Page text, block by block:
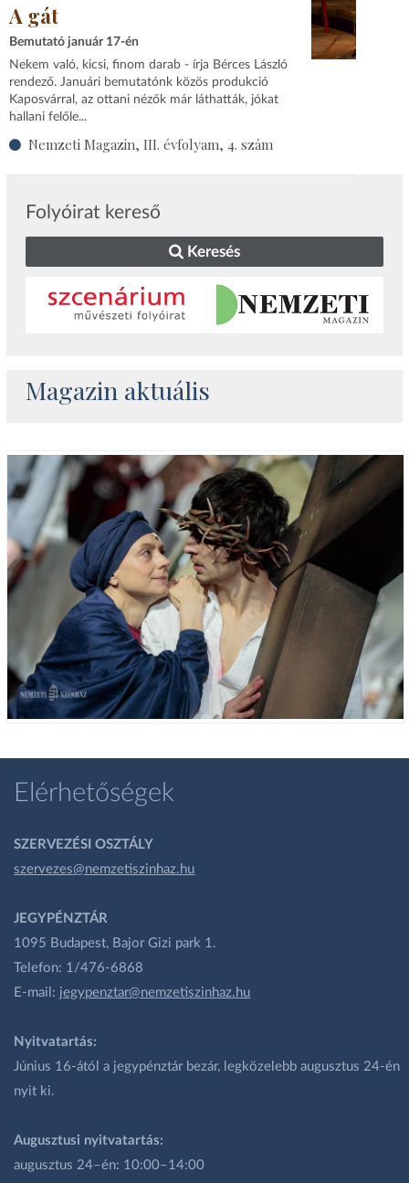
A gát
Bemutató január 17-én
Nekem való, kicsi, finom darab - írja Bérces László
rendező. Januári bemutatónk közös produkció
Kaposvárral, az ottani nézők már láthatták, jókat
hallani felőle...
Nemzeti Magazin, III. évfolyam, 4. szám
Folyóirat kereső
Keresés
Magazin aktuális
Elérhetőségek
SZERVEZÉSI OSZTÁLY
szervezes@nemzetiszinhaz.hu
JEGYPÉNZTÁR
1095 Budapest, Bajor Gizi park 1.
Telefon: 1/476-6868
E-mail: jegypenztar@nemzetiszinhaz.hu
Nyitvatartás:
Június 16-ától a jegypénztár bezár, legközelebb augusztus 24-én
nyit ki.
Augusztusi nyitvatartás:
augusztus 24–én: 10:00–14:00